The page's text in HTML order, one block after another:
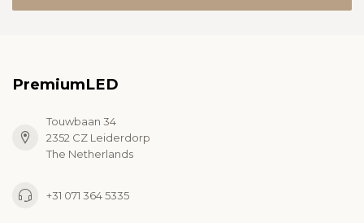
PremiumLED
Touwbaan 34
2352 CZ Leiderdorp
The Netherlands
+31 071 364 5335